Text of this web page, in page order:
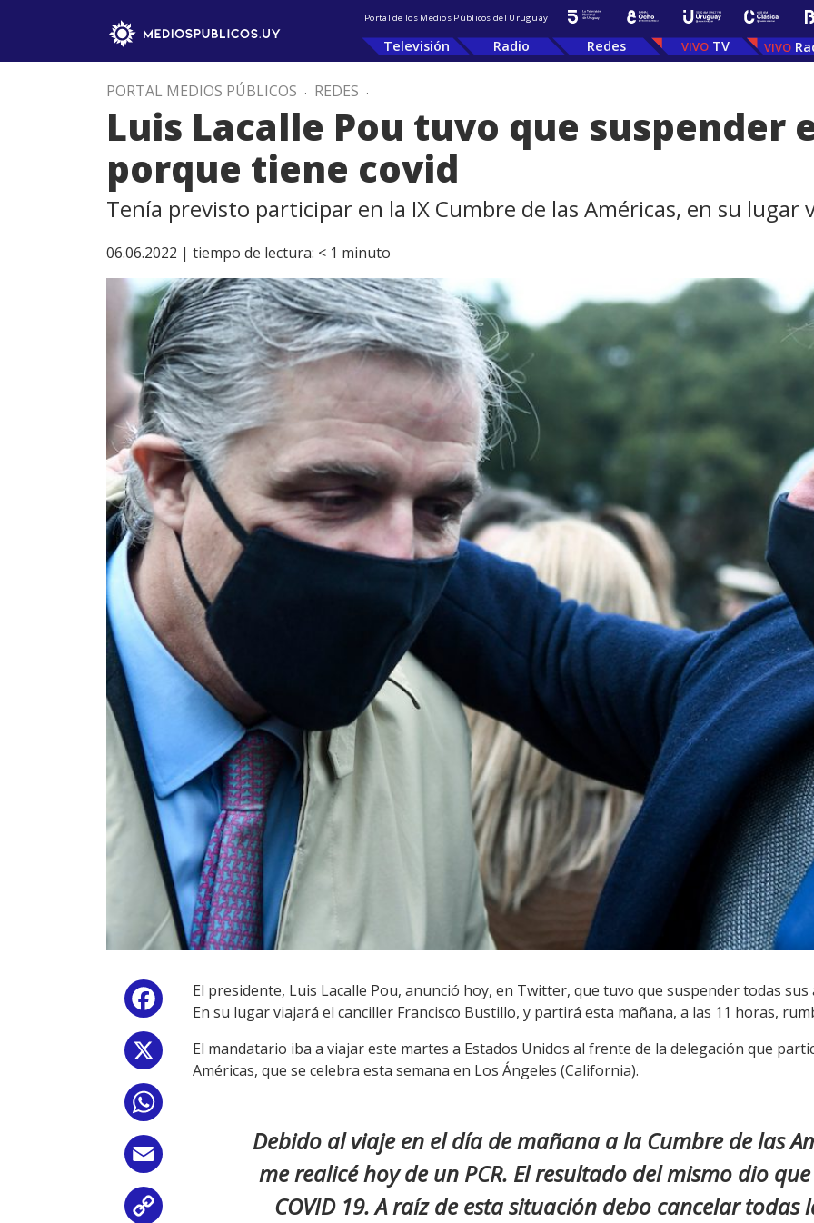
Portal de los Medios Públicos del Uruguay
Televisión Radio Redes TV
PORTAL MEDIOS PÚBLICOS . REDES .
Luis Lacalle Pou tuvo que suspender
porque tiene covid
Tenía previsto participar en la IX Cumbre de las Américas, en su lugar
06.06.2022 | tiempo de lectura: < 1 minuto
Facebook
El presidente, Luis Lacalle Pou, anunció hoy, en Twitter, que tuvo que suspender todas
En su lugar viajará el canciller Francisco Bustillo, y partirá esta mañana, a las 11 horas,
El mandatario iba a viajar este martes a Estados Unidos al frente de la delegación que
Américas, que se celebra esta semana en Los Ángeles (California).
Debido al viaje en el día de mañana a la Cumbre de las
me realicé hoy de un PCR. El resultado del mismo dio
COVID 19. A raíz de esta situación debo cancelar todas